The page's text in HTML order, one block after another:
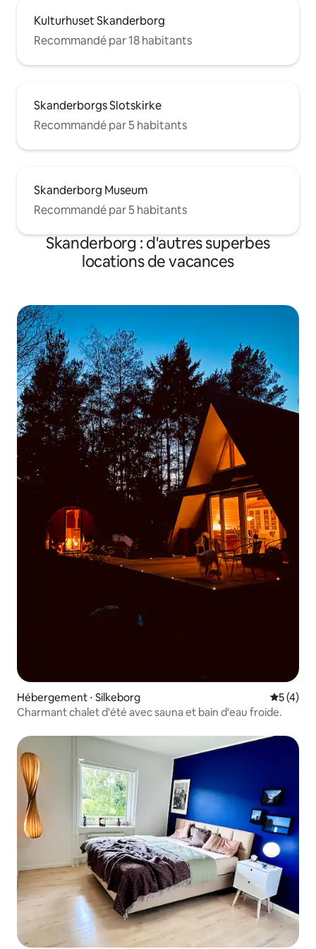
Kulturhuset Skanderborg
Recommandé par 18 habitants
Skanderborgs Slotskirke
Recommandé par 5 habitants
Skanderborg Museum
Recommandé par 5 habitants
Skanderborg : d'autres superbes
locations de vacances
Hébergement ⋅ Silkeborg
5 (4)
Charmant chalet d'été avec sauna et bain d'eau froide.